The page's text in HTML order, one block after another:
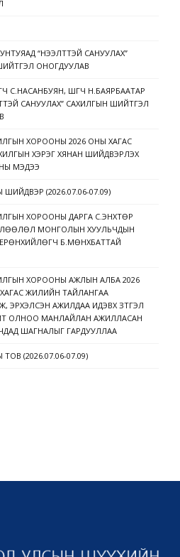
“НЭЭЛТТЭЙ САНУУЛАХ”
ОНОГДУУЛАВ
С.НАСАНБУЯН, ШҮҮГЧ Н.БАЯРБААТАР
САНУУЛАХ” САХИЛГЫН ШИЙТГЭЛ
ХОРООНЫ 2026 ОНЫ ХАГАС
ХЭРЭГ ХЯНАН ШИЙДВЭРЛЭХ
МЭДЭЭ
(2026.07.06-07.09)
ХОРООНЫ ДАРГА С.ЭНХТӨР
МОНГОЛЫН ХУУЛЬЧДЫН
Б.МӨНХБАТТАЙ
ХОРООНЫ АЖЛЫН АЛБА 2026
ЖИЛИЙН ТАЙЛАНГАА
ЭРХЭЛСЭН АЖИЛДАА ИДЭВХ ЗҮТГЭЛ
ОЛНОО МАНЛАЙЛАН АЖИЛЛАСАН
ШАГНАЛЫГ ГАРДУУЛЛАА
(2026.07.06-07.09)